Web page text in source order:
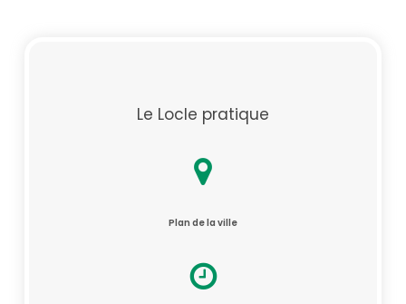
Le Locle pratique
Plan de la ville